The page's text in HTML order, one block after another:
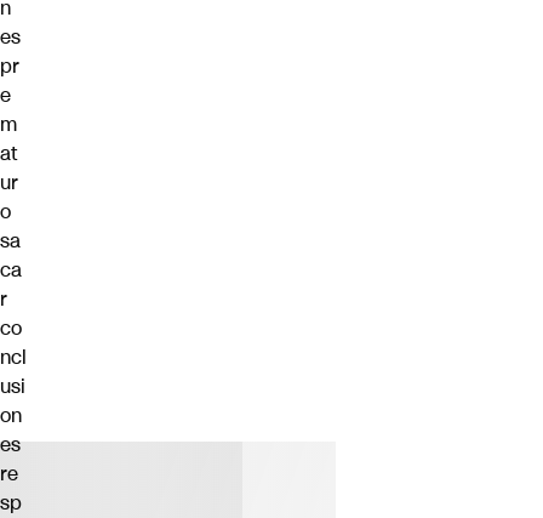
n
es
pr
e
m
at
ur
o
sa
ca
r
co
ncl
usi
on
es
re
sp